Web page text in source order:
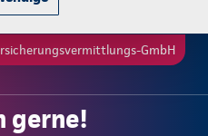
GmbH
gerne!